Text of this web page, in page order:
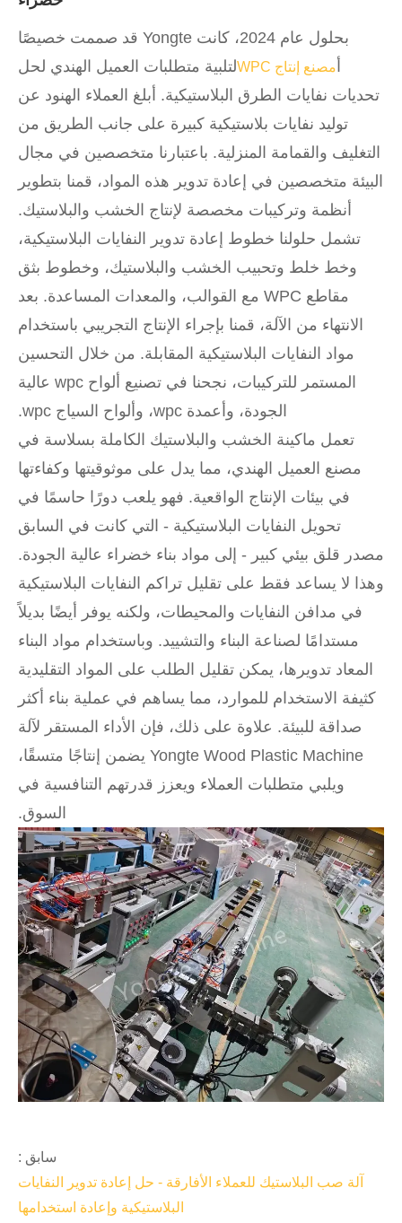
بحلول عام 2024، كانت Yongte قد صممت خصيصًا
أمصنع إنتاج WPC
لتلبية متطلبات العميل الهندي لحل
تحديات نفايات الطرق البلاستيكية. أبلغ العملاء الهنود عن
توليد نفايات بلاستيكية كبيرة على جانب الطريق من
التغليف والقمامة المنزلية. باعتبارنا متخصصين في مجال
البيئة متخصصين في إعادة تدوير هذه المواد، قمنا بتطوير
أنظمة وتركيبات مخصصة لإنتاج الخشب والبلاستيك.
تشمل حلولنا خطوط إعادة تدوير النفايات البلاستيكية،
وخط خلط وتحبيب الخشب والبلاستيك، وخطوط بثق
مقاطع WPC مع القوالب، والمعدات المساعدة. بعد
الانتهاء من الآلة، قمنا بإجراء الإنتاج التجريبي باستخدام
مواد النفايات البلاستيكية المقابلة. من خلال التحسين
المستمر للتركيبات، نجحنا في تصنيع ألواح wpc عالية
الجودة، وأعمدة wpc، وألواح السياج wpc.
تعمل ماكينة الخشب والبلاستيك الكاملة بسلاسة في
مصنع العميل الهندي، مما يدل على موثوقيتها وكفاءتها
في بيئات الإنتاج الواقعية. فهو يلعب دورًا حاسمًا في
تحويل النفايات البلاستيكية - التي كانت في السابق
مصدر قلق بيئي كبير - إلى مواد بناء خضراء عالية الجودة.
وهذا لا يساعد فقط على تقليل تراكم النفايات البلاستيكية
في مدافن النفايات والمحيطات، ولكنه يوفر أيضًا بديلاً
مستدامًا لصناعة البناء والتشييد. وباستخدام مواد البناء
المعاد تدويرها، يمكن تقليل الطلب على المواد التقليدية
كثيفة الاستخدام للموارد، مما يساهم في عملية بناء أكثر
صداقة للبيئة. علاوة على ذلك، فإن الأداء المستقر لآلة
Yongte Wood Plastic Machine يضمن إنتاجًا متسقًا،
ويلبي متطلبات العملاء ويعزز قدرتهم التنافسية في
السوق.
سابق :
آلة صب البلاستيك للعملاء الأفارقة - حل إعادة تدوير النفايات
البلاستيكية وإعادة استخدامها